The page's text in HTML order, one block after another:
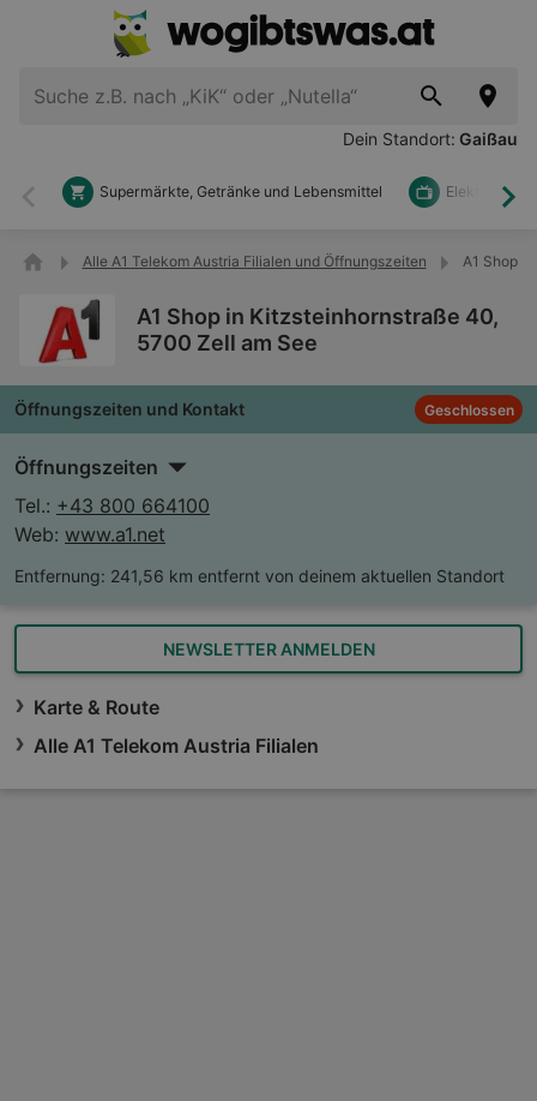
Dein Standort: Gaißau
Zurück
Supermärkte, Getränke und Lebensmittel Elektronik
Alle A1 Telekom Austria Filialen und Öffnungszeiten A1 Shop
A1 Shop in Kitzsteinhornstraße 40,
5700 Zell am See
Öffnungszeiten und Kontakt Geschlossen
Öffnungszeiten
Tel.: +43 800 664100
Web: www.a1.net
Entfernung: 241,56 km entfernt von deinem aktuellen Standort
NEWSLETTER ANMELDEN
Karte & Route
Alle A1 Telekom Austria Filialen